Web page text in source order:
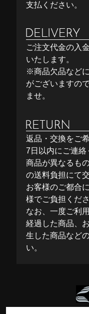
支払ください。
ご注文代金の入
いたします。
※商品欠品など
がございますの
ませ。
返品・交換をご
7日以内にご連絡
商品が異なるも
の送料負担にて
お客様のご都合
様でご負担くださ
なお、一度ご利
経過した商品、
生した商品など
い。